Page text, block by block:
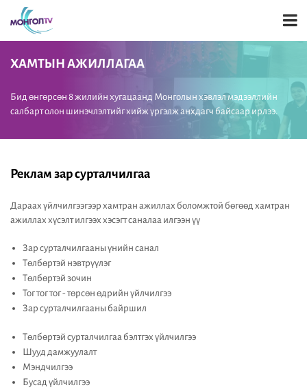
ХАМТЫН АЖИЛЛАГАА
Бид өнгөрсөн 8 жилийн хугацаанд Монголын хэвлэл мэдээллийн
салбарт олон шинэчлэлтийг хийж үргэлж анхдагч байсаар ирлээ.
Реклам зар сурталчилгаа
Дараах үйлчилгээгээр хамтран ажиллах боломжтой бөгөөд хамтран
ажиллах хүсэлт илгээх хэсэгт саналаа илгээн үү
Зар сурталчилгааны үнийн санал
Төлбөртэй нэвтрүүлэг
Төлбөртэй зочин
Тог тог тог - төрсөн өдрийн үйлчилгээ
Зар сурталчилгааны байршил
Төлбөртэй сурталчилгаа бэлтгэх үйлчилгээ
Шууд дамжуулалт
Мэндчилгээ
Бусад үйлчилгээ